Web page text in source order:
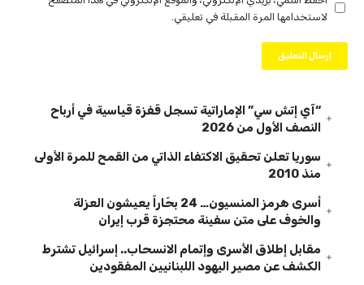
لاستخدامها المرة المقبلة في تعليقي.
“آي إتش سي” الإماراتية تسجل قفزة قياسية في أرباح
النصف الأول من 2026
سوريا تعلن تحقيق الاكتفاء الذاتي من القمح للمرة الأولى
منذ 2010
أسرى هرمز المنسيون… 24 بحّاراً يعيشون العزلة
والخوف على متن سفينة محتجزة قرب إيران
مقابل إطلاق الأسرى وإتمام الانسحاب.. إسرائيل تشترط
الكشف عن مصير اليهود اللبنانيين المفقودين